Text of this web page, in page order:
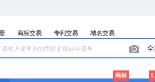
商标交易 专利交易 域名交易
商标